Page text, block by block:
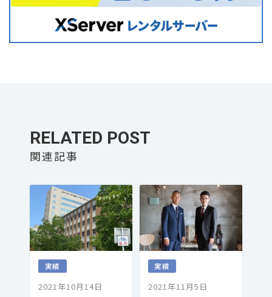
RELATED POST
実績
2021年10月14日
実績
2021年11月5日